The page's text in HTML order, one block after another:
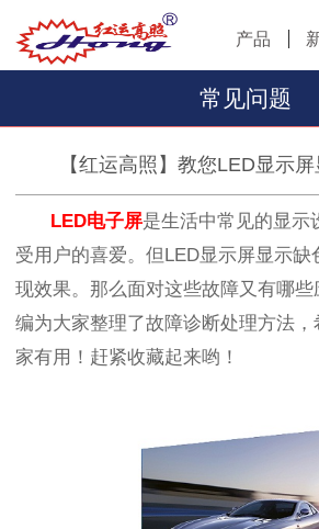
产品
常见问题
【红运高照】教您LED显示
LED电子屏是生活中常见的显示
受用户的喜爱。但 LED显示屏显示缺
现效果。那么面对这些故障又有哪
编为大家整理了故障诊断处理方法
家有用！赶紧收藏起来哟！